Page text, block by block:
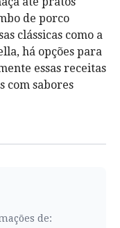
de porco
clássicas como a
há opções para
essas receitas
com sabores
de: